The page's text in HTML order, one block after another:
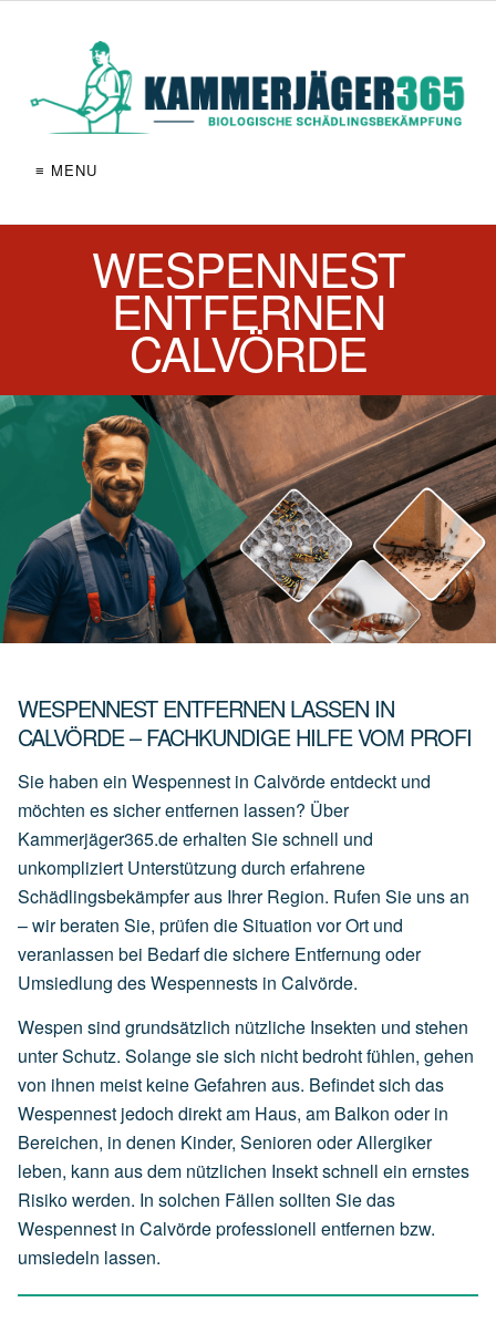
≡ MENU
WESPENNEST
ENTFERNEN
CALVÖRDE
WESPENNEST ENTFERNEN LASSEN IN
CALVÖRDE – FACHKUNDIGE HILFE VOM PROFI
Sie haben ein Wespennest in Calvörde entdeckt und
möchten es sicher entfernen lassen? Über
Kammerjäger365.de erhalten Sie schnell und
unkompliziert Unterstützung durch erfahrene
Schädlingsbekämpfer aus Ihrer Region. Rufen Sie uns an
– wir beraten Sie, prüfen die Situation vor Ort und
veranlassen bei Bedarf die sichere Entfernung oder
Umsiedlung des Wespennests in Calvörde.
Wespen sind grundsätzlich nützliche Insekten und stehen
unter Schutz. Solange sie sich nicht bedroht fühlen, gehen
von ihnen meist keine Gefahren aus. Befindet sich das
Wespennest jedoch direkt am Haus, am Balkon oder in
Bereichen, in denen Kinder, Senioren oder Allergiker
leben, kann aus dem nützlichen Insekt schnell ein ernstes
Risiko werden. In solchen Fällen sollten Sie das
Wespennest in Calvörde professionell entfernen bzw.
umsiedeln lassen.